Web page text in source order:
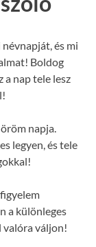
és mi
Boldog
a nap tele lesz
napja.
legyen, és tele
a különleges
valóra váljon!